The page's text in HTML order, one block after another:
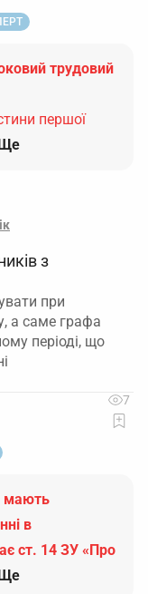
трудовий
першої
з
при
а саме графа
періоді, що
7
мають
в
ст. 14 ЗУ «Про